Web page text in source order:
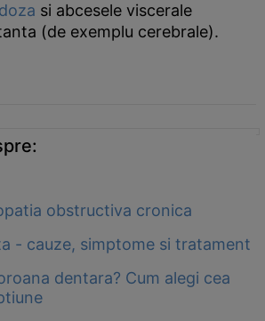
si abcesele viscerale
(de exemplu cerebrale).
obstructiva cronica
- cauze, simptome si tratament
dentara? Cum alegi cea